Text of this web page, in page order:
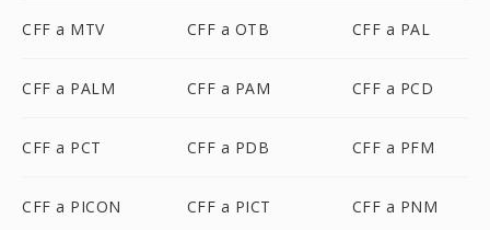
CFF a MTV CFF a OTB CFF a PAL
CFF a PALM CFF a PAM CFF a PCD
CFF a PCT CFF a PDB CFF a PFM
CFF a PICON CFF a PICT CFF a PNM